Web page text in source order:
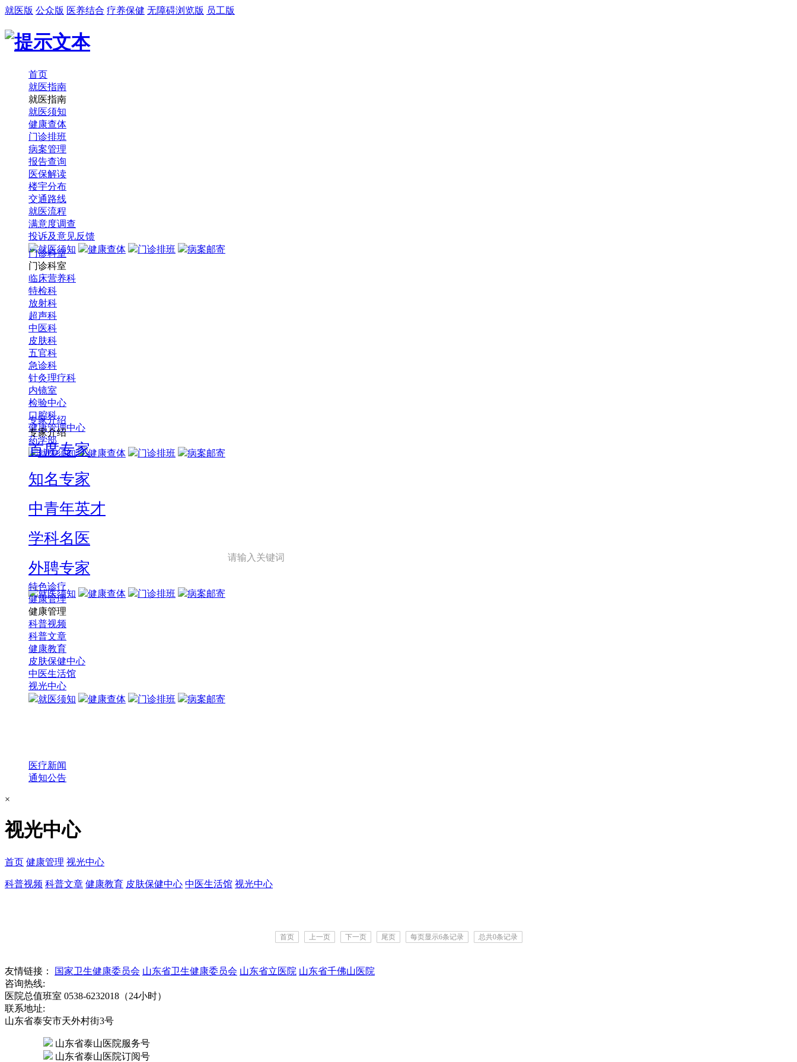
就医版 公众版 医养结合 疗养保健 无障碍浏览版 员工版
首页
就医指南
就医指南
就医须知
健康查体
门诊排班
病案管理
报告查询
医保解读
楼宇分布
交通路线
就医流程
满意度调查
投诉及意见反馈
就医须知
健康查体 门诊排班 病案邮寄
门诊科室
门诊科室
临床营养科
特检科
放射科
超声科
中医科
皮肤科
五官科
急诊科
针灸理疗科
内镜室
检验中心
口腔科
健康管理中心
药学部
就医须知
健康查体 门诊排班 病案邮寄
专家介绍
专家介绍
首席专家
知名专家
中青年英才
学科名医
外聘专家
就医须知 健康查体 门诊排班 病案邮寄
特色诊疗
健康管理
健康管理
科普视频
科普文章
健康教育
皮肤保健中心
中医生活馆
视光中心
就医须知
健康查体 门诊排班 病案邮寄
医疗新闻
通知公告
×
视光中心
首页 健康管理 视光中心
科普视频 科普文章 健康教育 皮肤保健中心 中医生活馆 视光中心
首页 上一页 下一页 尾页 每页显示6条记录 总共0条记录
友情链接： 国家卫生健康委员会 山东省卫生健康委员会 山东省立医院 山东省千佛山医院
咨询热线:
医院总值班室 0538-6232018（24小时）
联系地址:
山东省泰安市天外村街3号
山东省泰山医院服务号
山东省泰山医院订阅号